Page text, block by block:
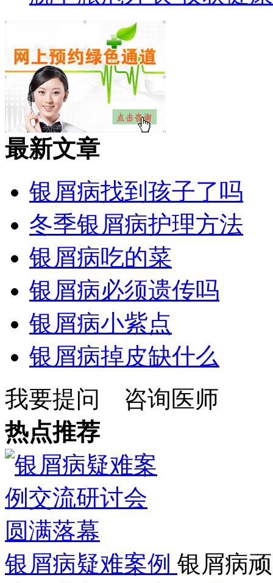
最新文章
银屑病找到孩子了吗
冬季银屑病护理方法
银屑病吃的菜
银屑病必须遗传吗
银屑病小紫点
银屑病掉皮缺什么
我要提问
咨询医师
热点推荐
银屑病疑难案例 银屑病